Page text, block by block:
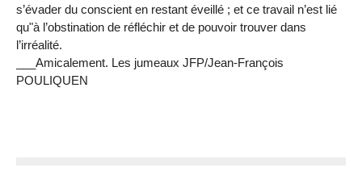
s’évader du conscient en restant éveillé ; et ce travail n’est lié
qu"à l’obstination de réfléchir et de pouvoir trouver dans
l’irréalité.
___Amicalement. Les jumeaux JFP/Jean-François
POULIQUEN